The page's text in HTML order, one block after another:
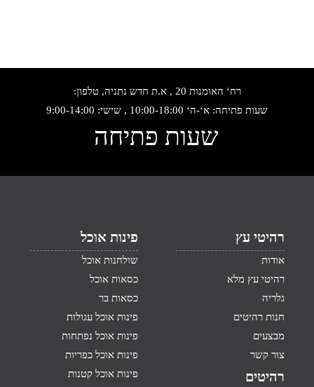
רח‘ האומנות 20 , א.ת חדש נתניה, טלפון:
שעות פתיחה: א‘-ה‘ 10:00-18:00 , שישי: 9:00-14:00
שעות פתיחה
רהיטי עץ
אודות
רהיטי עץ מלא
גלריה
חנות רהיטים
מבצעים
צור קשר
רהיטים
פינות אוכל
שולחנות אוכל
כסאות אוכל
כסאות בר
פינות אוכל עגולות
פינות אוכל נפתחות
פינות אוכל כפריות
פינות אוכל קטנות